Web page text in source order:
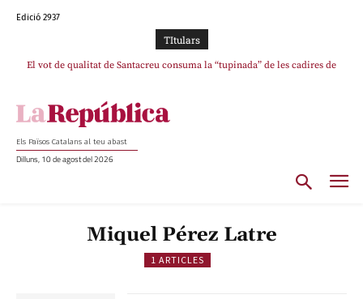
Edició 2937
TItulars
El vot de qualitat de Santacreu consuma la “tupinada” de les cadires de
Els Països Catalans al teu abast
Dilluns, 10 de agost del 2026
Miquel Pérez Latre
1 ARTICLES